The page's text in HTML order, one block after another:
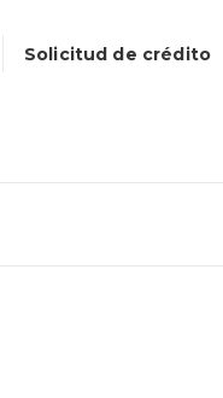
Solicitud de crédito